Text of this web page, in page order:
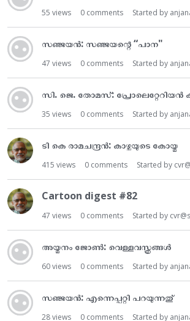
55 views 0 comments Started by
സഞ്ജയൻ: സഞ്ജയന്റെ “പാന"
47 views 0 comments Started by
സി. ജെ. തോമസ്:
35 views 0 comments Started by
ടി കെ രാമചന്ദ്രൻ: കാഴ്ചയുടെ കോയ്മ
415 views 0 comments Started by
Cartoon digest #82
47 views 0 comments Started by
അയ്മനം ജോൺ: വെള്ളവസ്ത്രങ്ങൾ
60views 0 comments Started by
സഞ്ജയൻ: എന്നെപ്പറ്റി പറയുന്നതു്
28views 0 comments Started by